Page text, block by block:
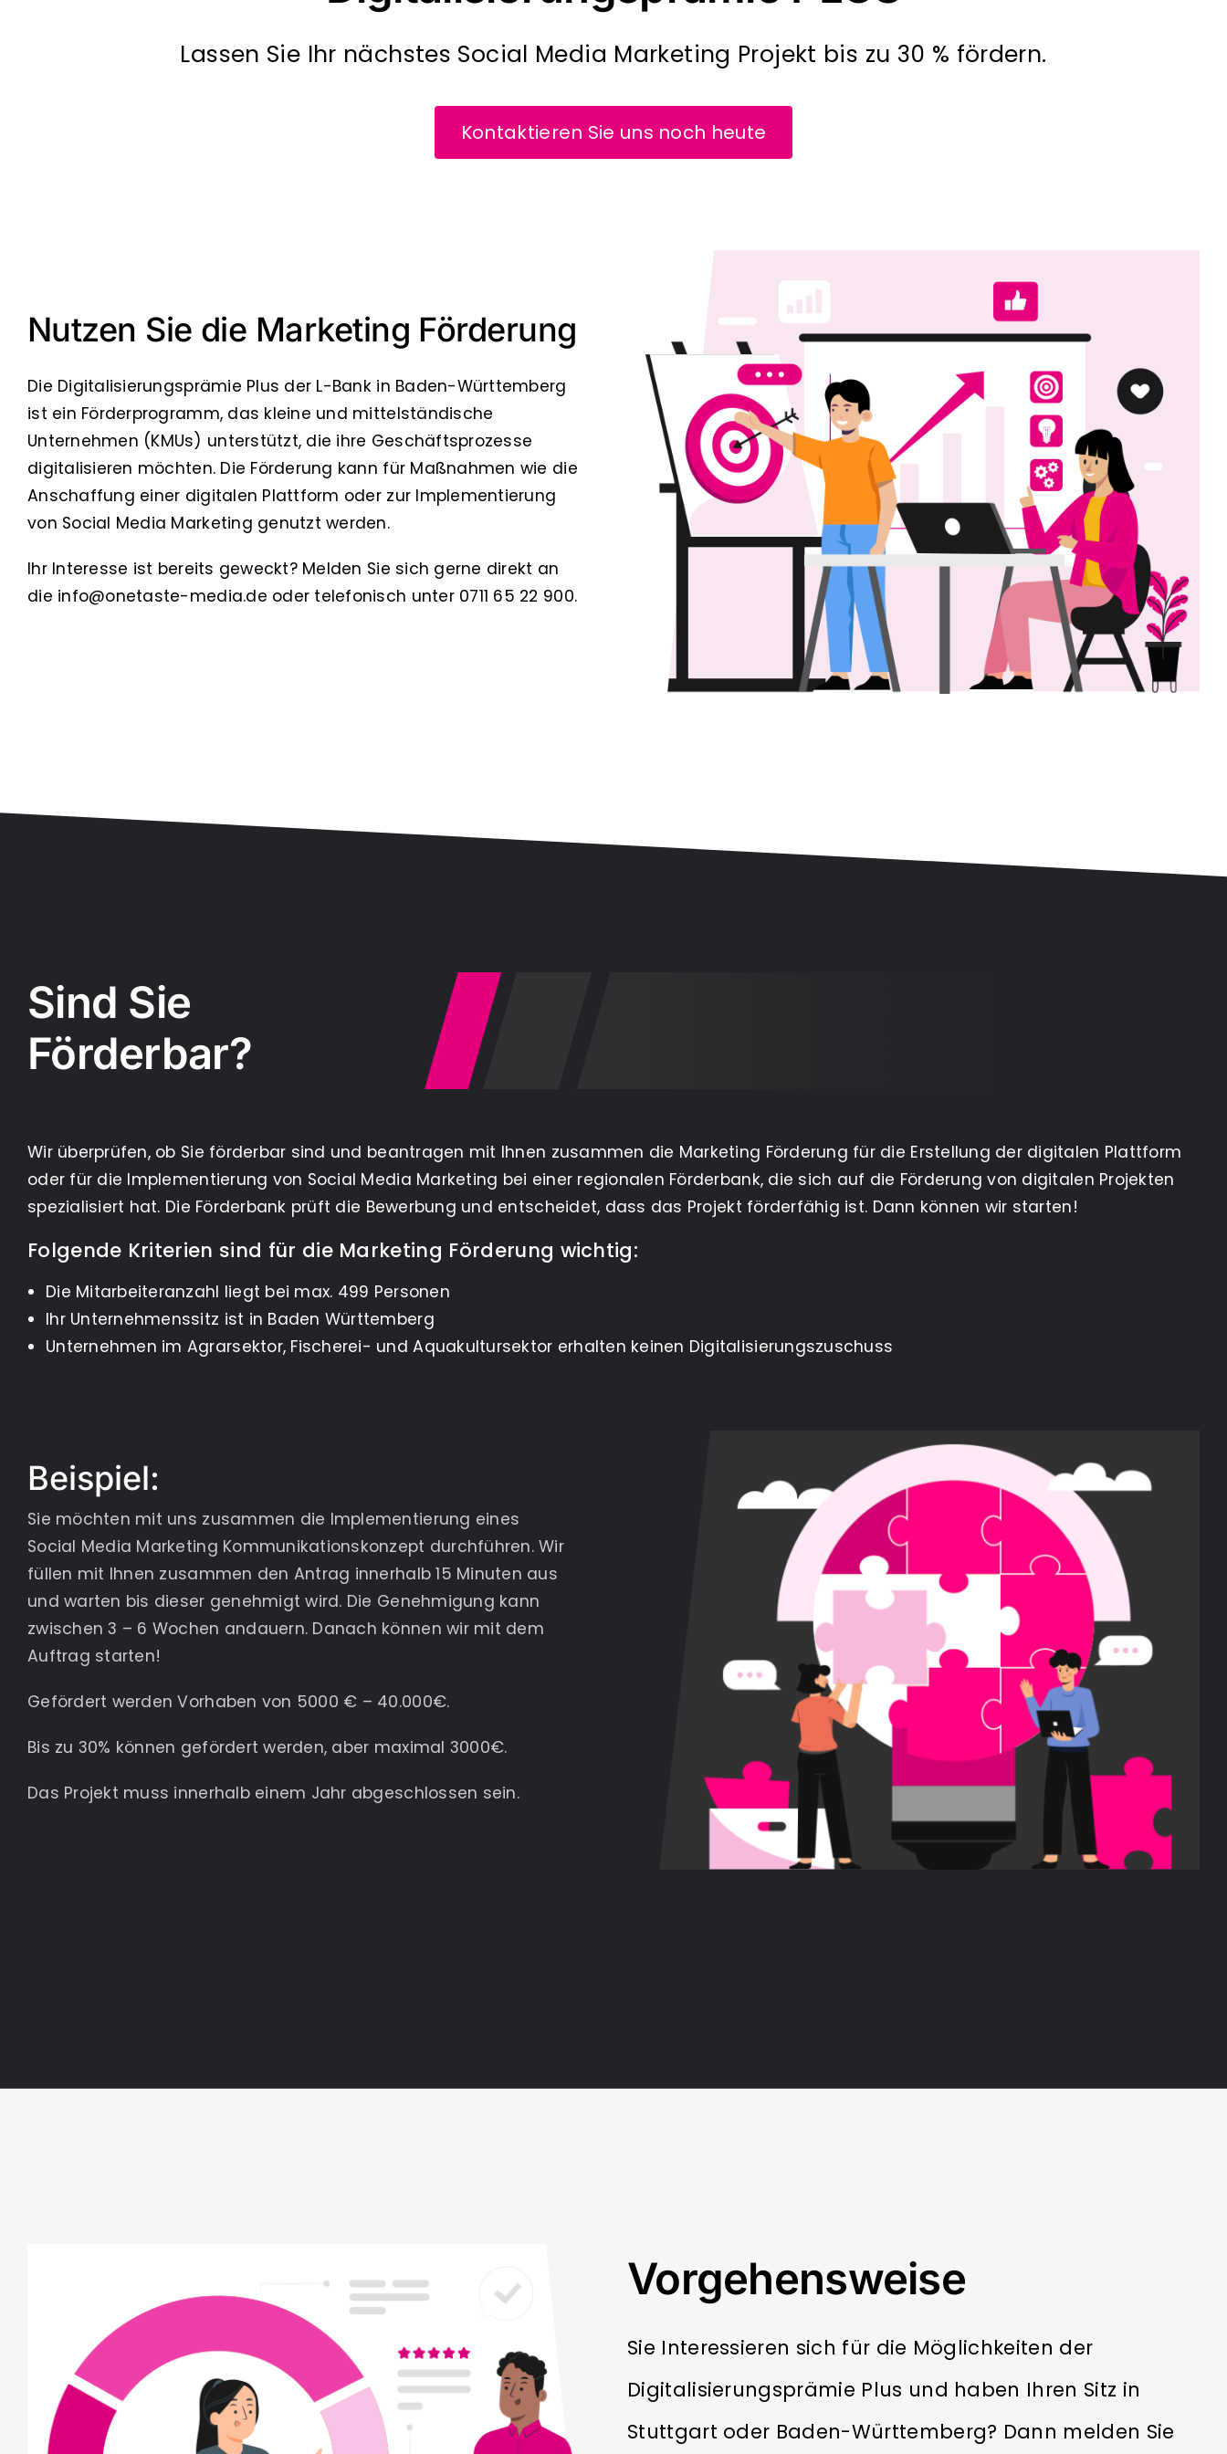
Lassen Sie Ihr nächstes Social Media Marketing Projekt bis zu 30 % fördern.
Kontaktieren Sie uns noch heute
Nutzen Sie die Marketing Förderung
Die Digitalisierungsprämie Plus der L-Bank in Baden-Württemberg
ist ein Förderprogramm, das kleine und mittelständische
Unternehmen (KMUs) unterstützt, die ihre Geschäftsprozesse
digitalisieren möchten. Die Förderung kann für Maßnahmen wie die
Anschaffung einer digitalen Plattform oder zur Implementierung
von Social Media Marketing genutzt werden.
Ihr Interesse ist bereits geweckt? Melden Sie sich gerne direkt an
die info@onetaste-media.de oder telefonisch unter 0711 65 22 900.
Sind Sie
Förderbar?
Wir überprüfen, ob Sie förderbar sind und beantragen mit Ihnen zusammen die Marketing Förderung für die Erstellung der digitalen Plattform
oder für die Implementierung von Social Media Marketing bei einer regionalen Förderbank, die sich auf die Förderung von digitalen Projekten
spezialisiert hat. Die Förderbank prüft die Bewerbung und entscheidet, dass das Projekt förderfähig ist. Dann können wir starten!
Folgende Kriterien sind für die Marketing Förderung wichtig:
Die Mitarbeiteranzahl liegt bei max. 499 Personen
Ihr Unternehmenssitz ist in Baden Württemberg
Unternehmen im Agrarsektor, Fischerei- und Aquakultursektor erhalten keinen Digitalisierungszuschuss
Beispiel:
Sie möchten mit uns zusammen die Implementierung eines
Social Media Marketing Kommunikationskonzept durchführen. Wir
füllen mit Ihnen zusammen den Antrag innerhalb 15 Minuten aus
und warten bis dieser genehmigt wird. Die Genehmigung kann
zwischen 3 – 6 Wochen andauern. Danach können wir mit dem
Auftrag starten!
Gefördert werden Vorhaben von 5000 € – 40.000€.
Bis zu 30% können gefördert werden, aber maximal 3000€.
Das Projekt muss innerhalb einem Jahr abgeschlossen sein.
Vorgehensweise
Sie Interessieren sich für die Möglichkeiten der
Digitalisierungsprämie Plus und haben Ihren Sitz in
Stuttgart oder Baden-Württemberg? Dann melden Sie